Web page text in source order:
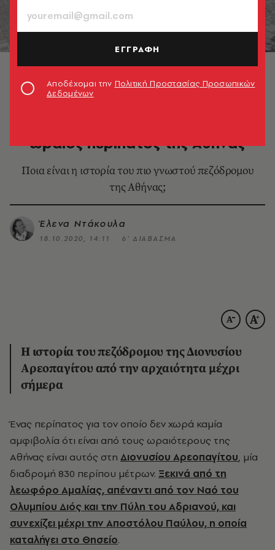
Διονυσίου Αρεοπαγίτου
ωραίος περίπατος της Αθήνας
Ποια είναι η ιστορία του πιο γνωστού πεζόδρομου
της Αθήνας;
Έλενα Ντάκουλα
18.10.2020, 14:11 6’ ΔΙΑΒΑΣΜΑ
Η ιστορία του πεζόδρομου της Διονυσίου
Αρεοπαγίτου από την αρχαιότητα μέχρι
σήμερα
Ένας περίπατος για τον οποίο δεν χωρά καμία
αμφιβολία ότι είναι από τους ωραιότερους της
Αθήνας είναι αυτός στη Διονυσίου Αρεοπαγίτου, μία
διαδρομή 830 περίπου μέτρων. Ξεκινά από τη
λεωφόρο Αμαλίας, απέναντι από τον Ναό του
Ολυμπίου Διός και την Πύλη του Αδριανού, και
συνεχίζει μέχρι την Αποστόλου Παύλου, η οποία
καταλήγει στο Θησείο.
ΕΓΓΡΑΦΗ
Αποδέχομαι την Πολιτική Προστασίας Προσωπικών
Δεδομένων